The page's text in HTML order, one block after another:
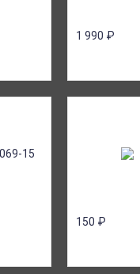
1 990 ₽
150 ₽